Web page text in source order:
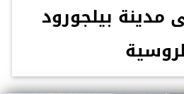
مدينة بيلجورود